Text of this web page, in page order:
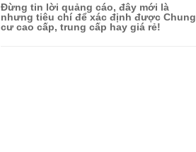
Đừng tin lời quảng cáo, đây mới là
nhưng tiêu chí để xác định được Chung
cư cao cấp, trung cấp hay giá rẻ!